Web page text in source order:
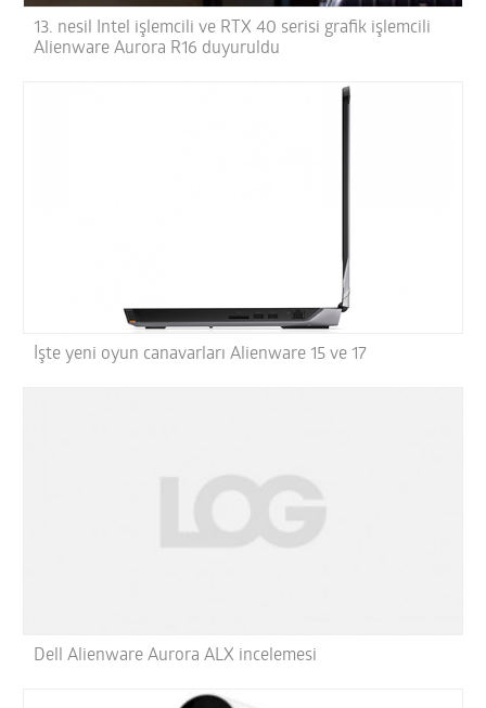
13. nesil Intel işlemcili ve RTX 40 serisi grafik işlemcili
Alienware Aurora R16 duyuruldu
İşte yeni oyun canavarları Alienware 15 ve 17
Dell Alienware Aurora ALX incelemesi